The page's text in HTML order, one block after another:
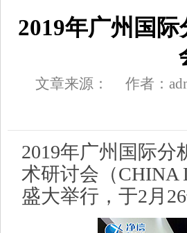
2019年广州国
文章来源： 作者：
2019年广州国际
术研讨会（
盛大举行，于2月